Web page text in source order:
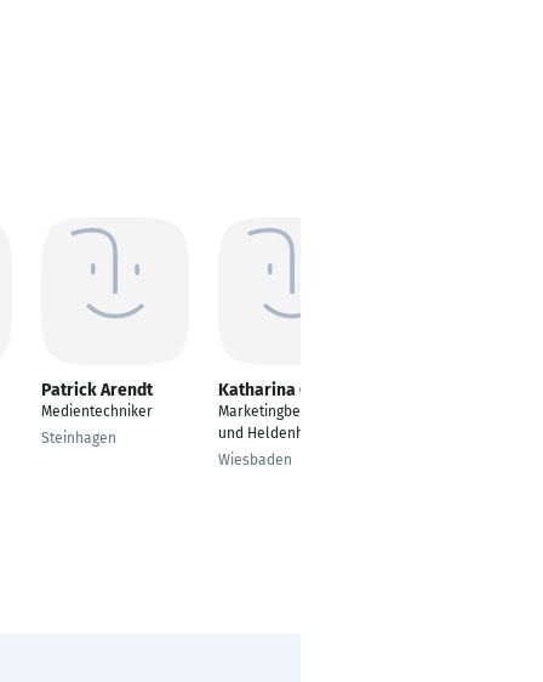
Patrick Arendt
Medientechniker
Steinhagen
Katharina Grau
Marketingberaterin
und Heldenhelferin
Wiesbaden